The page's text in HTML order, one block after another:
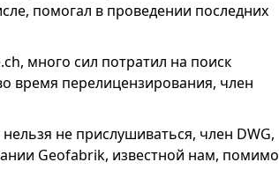
помогал в проведении последних
много сил потратил на поиск
время перелицензирования, член
не прислушиваться, член DWG,
Geofabrik, известной нам, помимо